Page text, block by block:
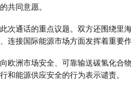
共同意愿。
次通话的重点议题。双方还围绕里
连接国际能源市场方面发挥着重要作
欧洲市场安全、可靠输送碳氢化合
和能源供应安全的行为表示谴责。